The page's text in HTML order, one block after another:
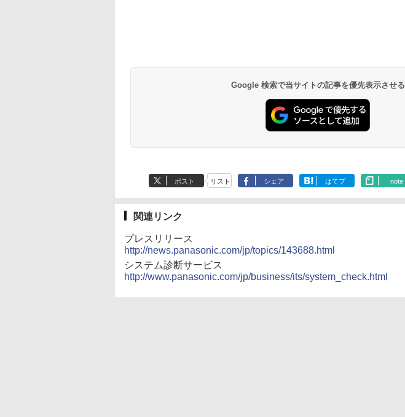
Google 検索で当サイトの記事を優先表示させる
ポスト リスト シェア はてブ note
関連リンク
プレスリリース
http://news.panasonic.com/jp/topics/143688.html
システム診断サービス
http://www.panasonic.com/jp/business/its/system_check.html